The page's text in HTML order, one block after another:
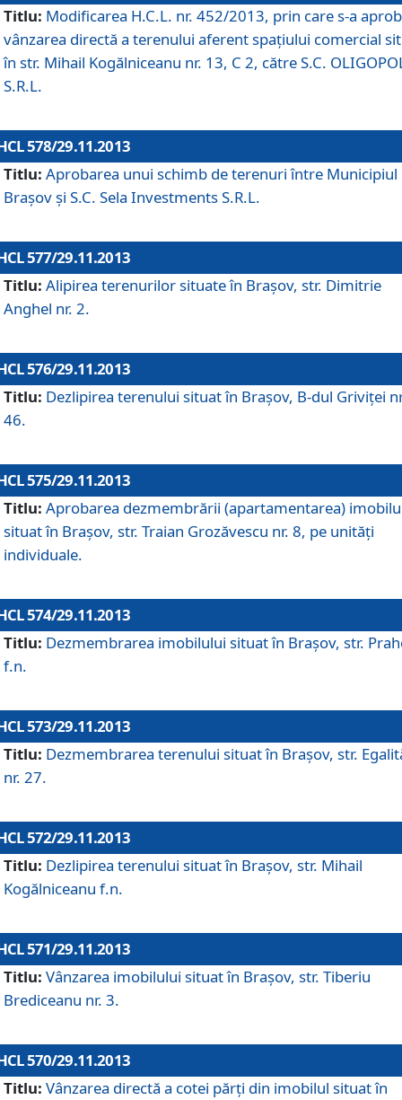
Titlu: Modificarea H.C.L. nr. 452/2013, prin care s-a
vânzarea directă a terenului aferent spaţiului comercial
în str. Mihail Kogălniceanu nr. 13, C 2, către S.C.
S.R.L.
578/29.11.2013
Titlu: Aprobarea unui schimb de terenuri între Municipiul
Braşov şi S.C. Sela Investments S.R.L.
577/29.11.2013
Titlu: Alipirea terenurilor situate în Braşov, str. Dimitrie
Anghel nr. 2.
576/29.11.2013
Titlu: Dezlipirea terenului situat în Braşov, B-dul Griviţei
46.
575/29.11.2013
Titlu: Aprobarea dezmembrării (apartamentarea)
situat în Braşov, str. Traian Grozăvescu nr. 8, pe unităţi
individuale.
574/29.11.2013
Titlu: Dezmembrarea imobilului situat în Braşov, str.
f.n.
573/29.11.2013
Titlu: Dezmembrarea terenului situat în Braşov, str.
nr. 27.
572/29.11.2013
Titlu: Dezlipirea terenului situat în Braşov, str. Mihail
Kogălniceanu f.n.
571/29.11.2013
Titlu: Vânzarea imobilului situat în Braşov, str. Tiberiu
Brediceanu nr. 3.
570/29.11.2013
Titlu: Vânzarea directă a cotei părţi din imobilul situat în